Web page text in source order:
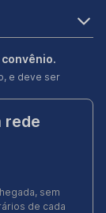
e deve ser
rede
sem
de cada